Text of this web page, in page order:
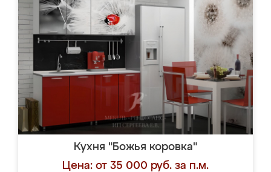
Кухня "Божья коровка"
Цена: от 35 000 руб. за п.м.